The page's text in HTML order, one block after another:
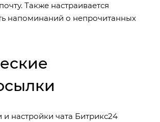
Также настраивается
напоминаний о непрочитанных
и настройки чата Битрикс24